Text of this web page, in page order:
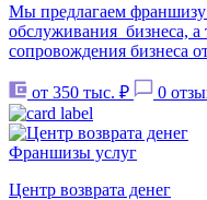
Мы предлагаем франшизу
обслуживания бизнеса, а
сопровождения бизнеса
от 350 тыс. ₽ 0
Франшизы услуг
Центр возврата денег